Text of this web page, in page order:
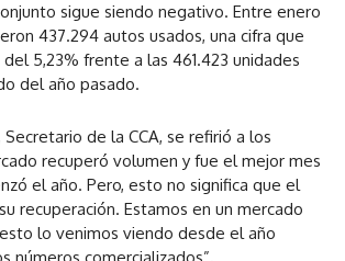
sigue siendo negativo. Entre enero
437.294 autos usados, una cifra que
5,23% frente a las 461.423 unidades
del año pasado.
de la CCA, se refirió a los
recuperó volumen y fue el mejor mes
el año. Pero, esto no significa que el
recuperación. Estamos en un mercado
lo venimos viendo desde el año